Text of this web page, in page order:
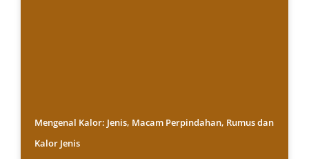
Mengenal Kalor: Jenis, Macam Perpindahan, Rumus dan
Kalor Jenis